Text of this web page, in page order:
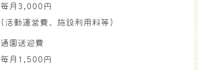
毎月3,000円
(活動運営費、施設利用料等)
通園送迎費
毎月1,500円